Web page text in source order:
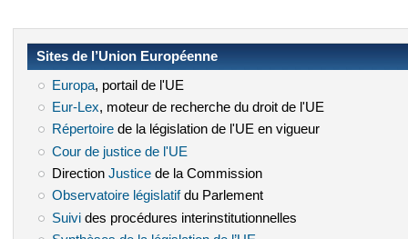
Sites de l’Union Européenne
Europa(le lien est externe)
, portail de l'UE
Eur-Lex (le lien est externe)
, moteur de recherche du droit de l'UE
Répertoire(le lien est externe)
de la législation de l'UE en vigueur
Cour de justice de l'UE
Direction Justice(le lien est externe)
de la Commission
Observatoire législatif(le lien est externe)
du Parlement
Suivi(le lien est externe)
des procédures interinstitutionnelles